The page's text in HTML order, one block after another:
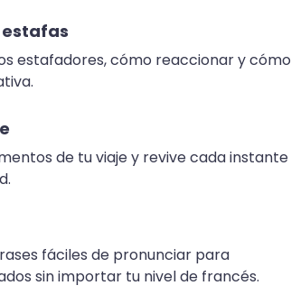
estafadores, cómo reaccionar y cómo
de tu viaje y revive cada instante
fáciles de pronunciar para
sin importar tu nivel de francés.